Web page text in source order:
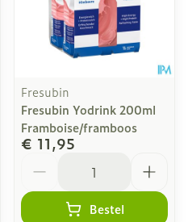
Fresubin
Fresubin Yodrink 200ml
Framboise/framboos
€ 11,95
Bestel